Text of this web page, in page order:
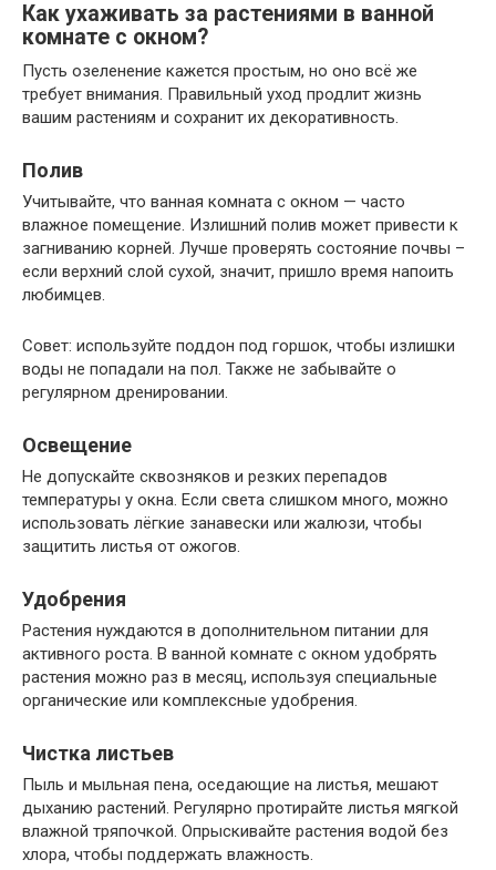
Как ухаживать за растениями в ванной
комнате с окном?
Пусть озеленение кажется простым, но оно всё же
требует внимания. Правильный уход продлит жизнь
вашим растениям и сохранит их декоративность.
Полив
Учитывайте, что ванная комната с окном — часто
влажное помещение. Излишний полив может привести к
загниванию корней. Лучше проверять состояние почвы –
если верхний слой сухой, значит, пришло время напоить
любимцев.
Совет: используйте поддон под горшок, чтобы излишки
воды не попадали на пол. Также не забывайте о
регулярном дренировании.
Освещение
Не допускайте сквозняков и резких перепадов
температуры у окна. Если света слишком много, можно
использовать лёгкие занавески или жалюзи, чтобы
защитить листья от ожогов.
Удобрения
Растения нуждаются в дополнительном питании для
активного роста. В ванной комнате с окном удобрять
растения можно раз в месяц, используя специальные
органические или комплексные удобрения.
Чистка листьев
Пыль и мыльная пена, оседающие на листья, мешают
дыханию растений. Регулярно протирайте листья мягкой
влажной тряпочкой. Опрыскивайте растения водой без
хлора, чтобы поддержать влажность.